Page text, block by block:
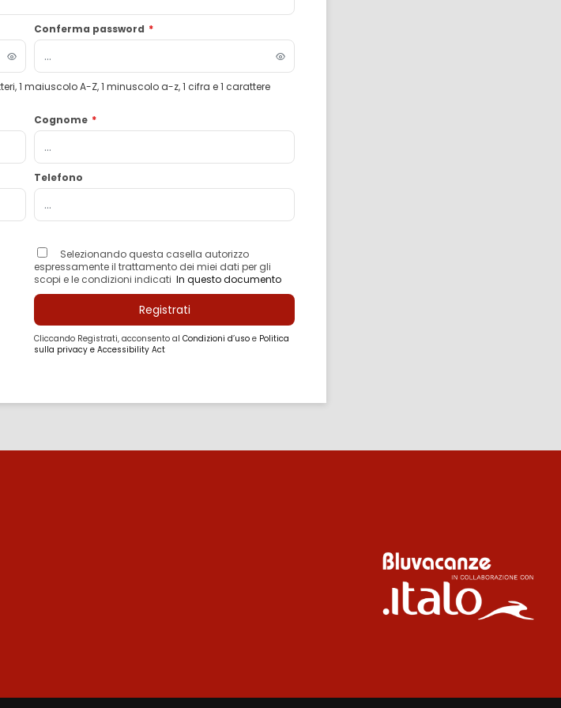
Conferma password *
1 maiuscolo A-Z, 1 minuscolo a-z, 1 cifra e 1 carattere
Cognome *
Telefono
Selezionando questa casella autorizzo
espressamente il trattamento dei miei dati per gli
scopi e le condizioni indicati In questo documento
Registrati
Cliccando Registrati, acconsento al Condizioni d’uso e Politica
sulla privacy e Accessibility Act